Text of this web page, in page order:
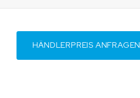
HÄNDLERPREIS ANFRAGEN